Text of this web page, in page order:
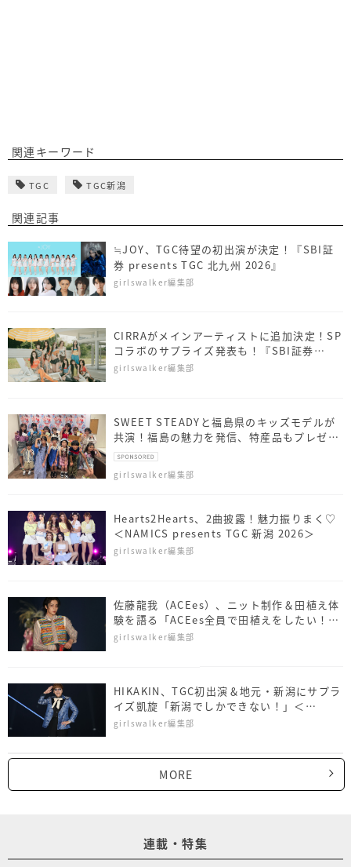
関連キーワード
TGC TGC新潟
関連記事
≒JOY、TGC待望の初出演が決定！『SBI証
券 presents TGC 北九州 2026』
girlswalker編集部
CIRRAがメインアーティストに追加決定！SP
コラボのサプライズ発表も！『SBI証券
presents TGC 北九州 2026』
girlswalker編集部
SWEET STEADYと福島県のキッズモデルが
共演！福島の魅力を発信、特産品もプレゼン
ト
girlswalker編集部
Hearts2Hearts、2曲披露！魅力振りまく♡
＜NAMICS presents TGC 新潟 2026＞
girlswalker編集部
佐藤⿓我（ACEes）、ニット制作＆田植え体
験を語る「ACEes全員で田植えをしたい！」
＜NAMICS presents TGC 新潟 2026＞
girlswalker編集部
HIKAKIN、TGC初出演＆地元・新潟にサプラ
イズ凱旋「新潟でしかできない！」＜
NAMICS presents TGC 新潟 2026＞
girlswalker編集部
MORE
連載・特集